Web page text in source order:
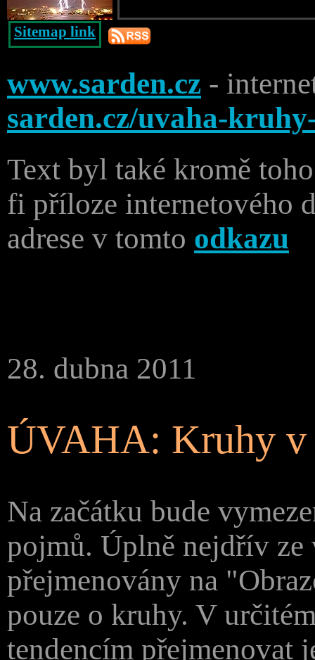
Sitemap link
www.sarden.cz -
sarden.cz/uvaha-
Text byl také kromě
fi příloze internetového
adrese v tomto odkazu
28. dubna 2011
ÚVAHA: Kruhy
Na začátku bude
pojmů. Úplně nejdřív
přejmenovány na
pouze o kruhy. V
tendencím přejmenovat